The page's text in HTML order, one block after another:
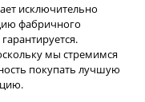
исключительно
фабричного
мы стремимся
покупать лучшую